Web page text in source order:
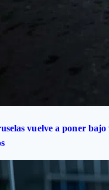
vuelve a poner bajo